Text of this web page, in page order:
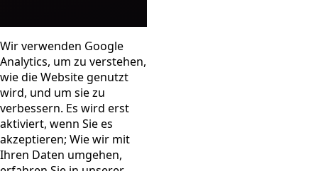
Wir verwenden Google
Analytics, um zu verstehen,
wie die Website genutzt
wird, und um sie zu
verbessern. Es wird erst
aktiviert, wenn Sie es
akzeptieren; Wie wir mit
Ihren Daten umgehen,